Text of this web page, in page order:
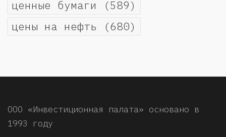
ценные бумаги (589)
цены на нефть (680)
ООО «Инвестиционная палата» основано в
1993 году